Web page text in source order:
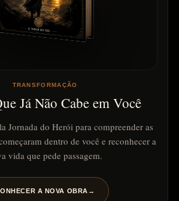
TRANSFORMAÇÃO
Já Não Cabe em Você
Jornada do Herói para compreender as
dentro de você e reconhecer a
vida que pede passagem.
A NOVA OBRA →